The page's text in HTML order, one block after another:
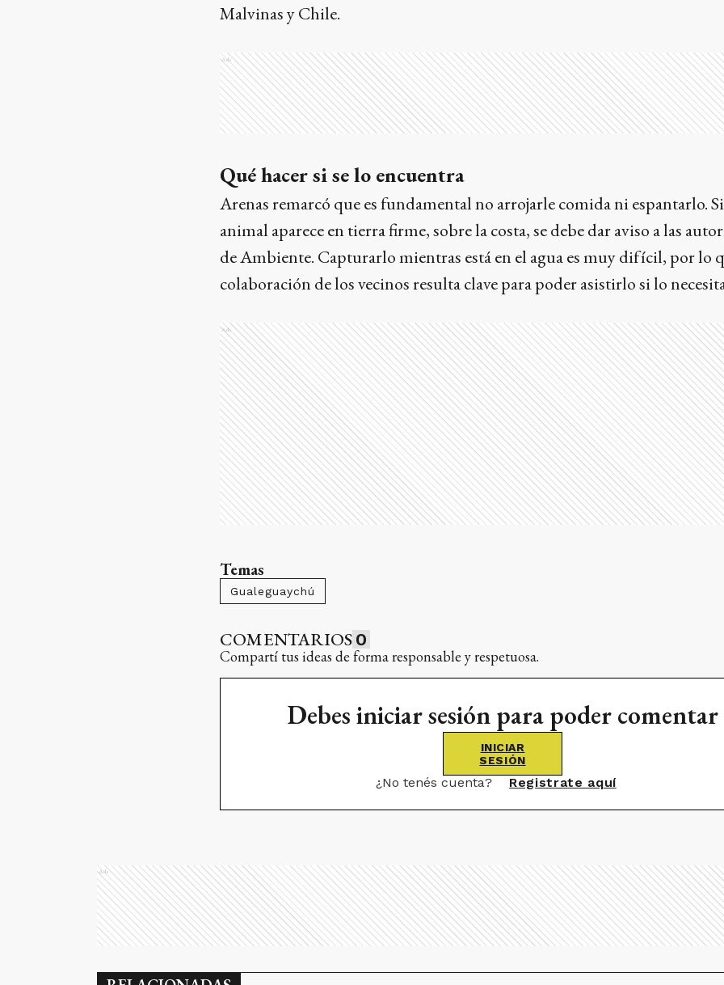
Malvinas y Chile.
Ads
Qué hacer si se lo encuentra
Arenas remarcó que es fundamental no arrojarle comida ni espantarlo.
animal aparece en tierra firme, sobre la costa, se debe dar aviso a las
de Ambiente. Capturarlo mientras está en el agua es muy difícil, por lo
colaboración de los vecinos resulta clave para poder asistirlo si lo
Ads
Temas
Gualeguaychú
COMENTARIOS 0
Compartí tus ideas de forma responsable y respetuosa.
Debes iniciar sesión para poder comentar
INICIAR
SESIÓN
¿No tenés cuenta? Registrate aquí
Ads